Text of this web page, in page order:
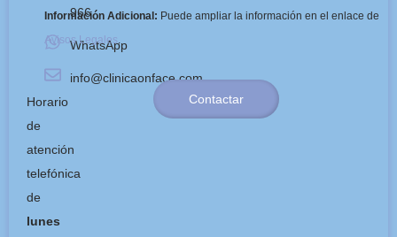
966
WhatsApp
info@clinicaonface.com
Horario
de
atención
telefónica
de
lunes
Información Adicional: Puede ampliar la información en el enlace de
Avisos Legales.
Contactar